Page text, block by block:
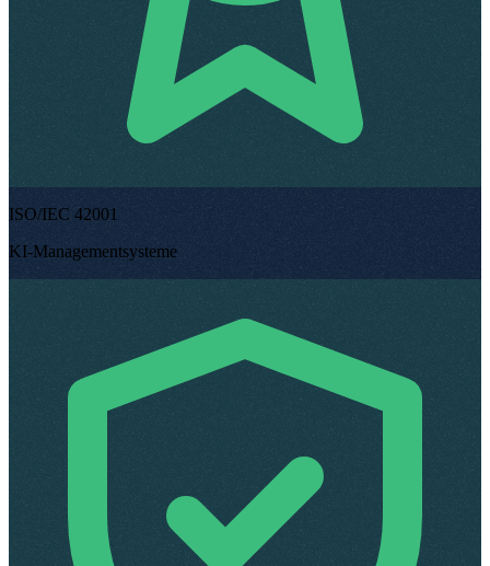
ISO/IEC 42001
KI-Managementsysteme